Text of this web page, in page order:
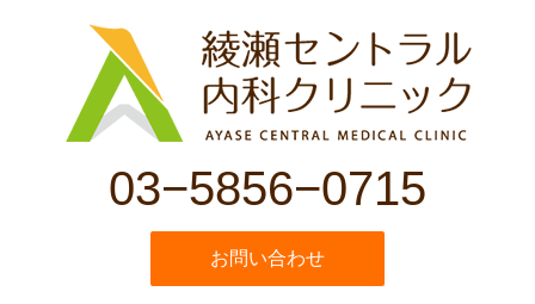
03−5856−0715
お問い合わせ